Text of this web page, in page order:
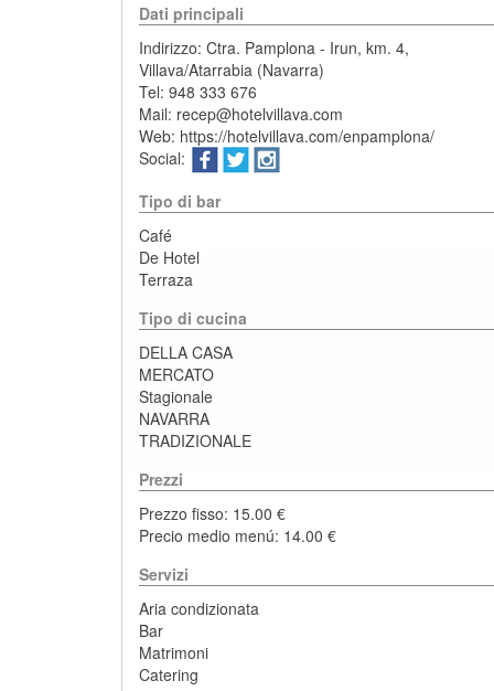
Dati principali
Indirizzo:Ctra. Pamplona - Irun, km. 4,
Villava/Atarrabia (Navarra)
Tel:948 333 676
Mail: recep@hotelvillava.com
Web: https://hotelvillava.com/enpamplona/
Social:
Tipo di bar
Café
De Hotel
Terraza
Tipo di cucina
DELLA CASA
MERCATO
Stagionale
NAVARRA
TRADIZIONALE
Prezzi
Prezzo fisso: 15.00 €
Precio medio menú: 14.00 €
Servizi
Aria condizionata
Bar
Matrimoni
Catering